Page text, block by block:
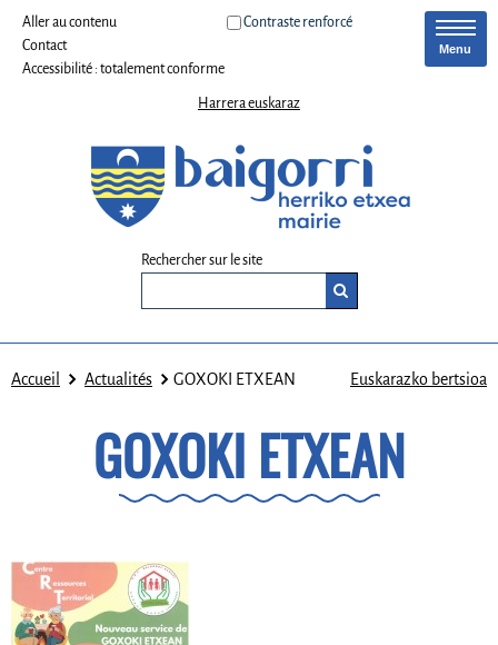
Aller au contenu
Contact
Accessibilité : totalement conforme
Contraste renforcé
Harrera euskaraz
Rechercher sur le site
Menu
Accueil Actualités GOXOKI ETXEAN Euskarazko bertsioa
GOXOKI ETXEAN